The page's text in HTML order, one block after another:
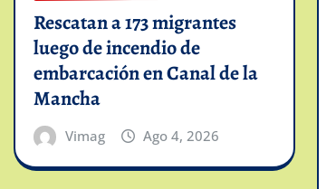
Rescatan a 173 migrantes
luego de incendio de
embarcación en Canal de la
Mancha
Vimag Ago 4, 2026